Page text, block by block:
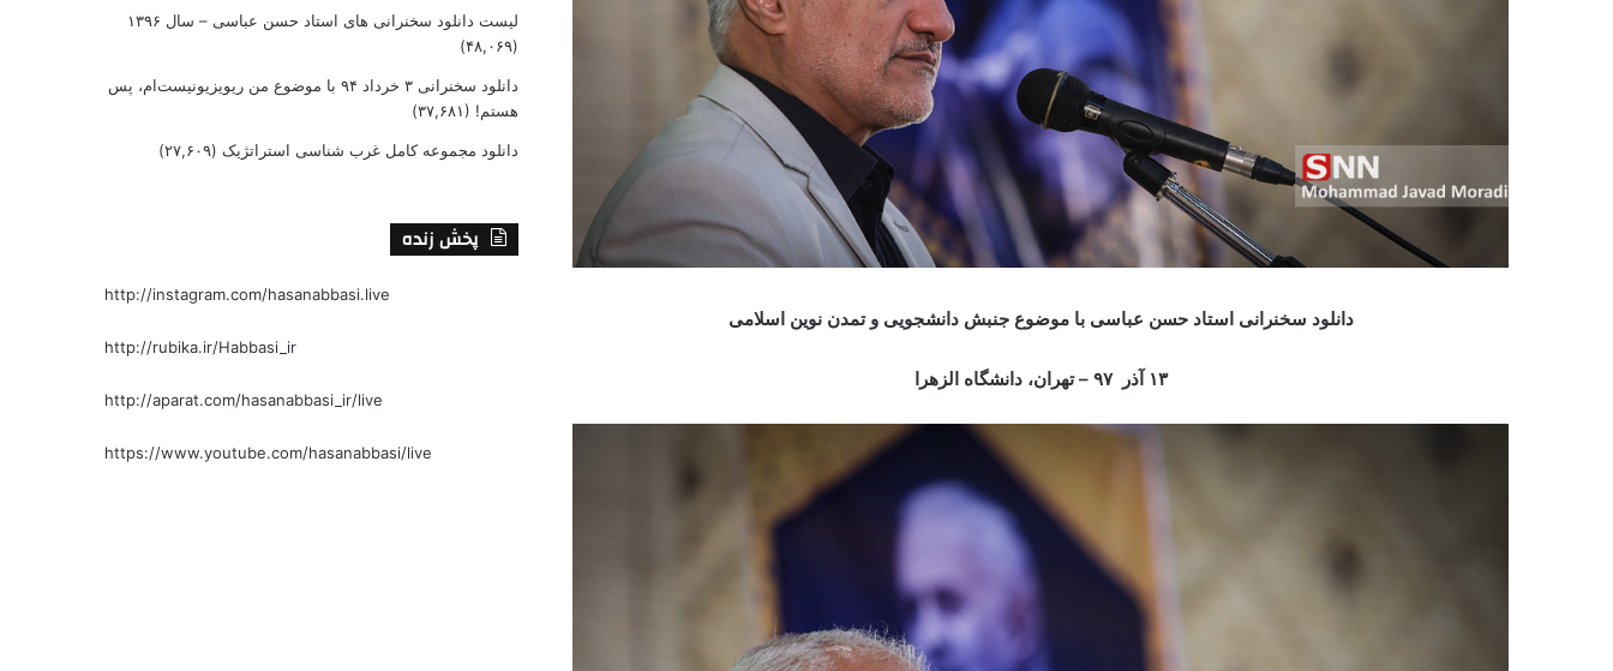
دانلود سخنرانی استاد حسن عباسی با موضوع جنبش دانشجویی و تمدن نوین اسلامی
۱۳ آذر ۹۷ – تهران، دانشگاه الزهرا
لیست دانلود سخنرانی های استاد حسن عباسی – سال ۱۳۹۶
(۴۸,۰۶۹)
دانلود سخنرانی ۳ خرداد ۹۴ با موضوع من ریویزیونیست‌ام، پس
هستم! (۳۷,۶۸۱)
دانلود مجموعه کامل غرب شناسی استراتژیک (۲۷,۶۰۹)
پخش زنده
http://instagram.com/hasanabbasi.live
http://rubika.ir/Habbasi_ir
http://aparat.com/hasanabbasi_ir/live
https://www.youtube.com/hasanabbasi/live